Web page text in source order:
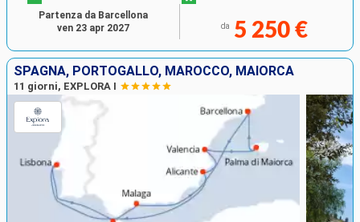
da 5 250 €
Partenza da Barcellona
ven 23 apr 2027
SPAGNA, PORTOGALLO, MAROCCO, MAIORCA
11 giorni, EXPLORA I